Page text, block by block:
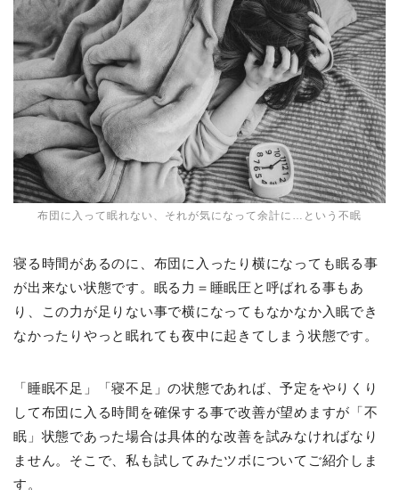
布団に入って眠れない、それが気になって余計に…という不眠
寝る時間があるのに、布団に入ったり横になっても眠る事
が出来ない状態です。眠る力＝睡眠圧と呼ばれる事もあ
り、この力が足りない事で横になってもなかなか入眠でき
なかったりやっと眠れても夜中に起きてしまう状態です。
「睡眠不足」「寝不足」の状態であれば、予定をやりくり
して布団に入る時間を確保する事で改善が望めますが「不
眠」状態であった場合は具体的な改善を試みなければなり
ません。そこで、私も試してみたツボについてご紹介しま
す。